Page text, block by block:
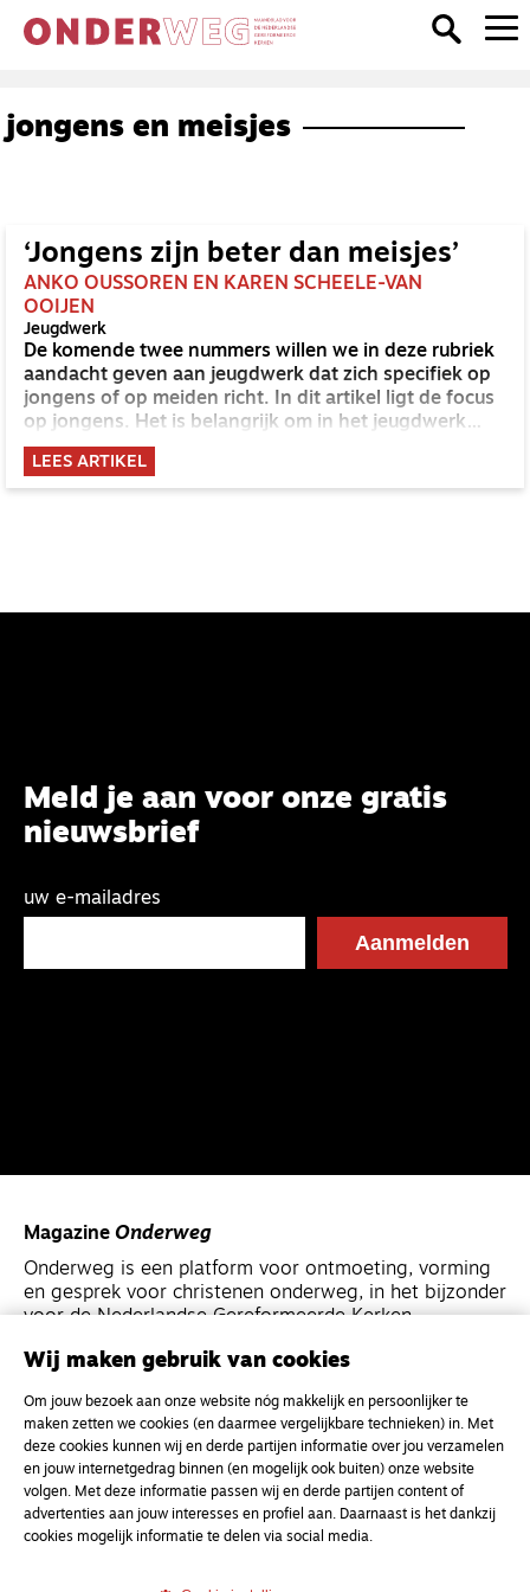
jongens en meisjes
‘Jongens zijn beter dan meisjes’
ANKO OUSSOREN EN KAREN SCHEELE-VAN
OOIJEN
Jeugdwerk
De komende twee nummers willen we in deze rubriek
aandacht geven aan jeugdwerk dat zich specifiek op
jongens of op meiden richt. In dit artikel ligt de focus
op jongens. Het is belangrijk om in het jeugdwerk
beide groepen specifiek aan te spreken. Er worden
steeds meer activiteiten speciaal voor meiden
georganiseerd en soms wordt verondersteld dat het
LEES ARTIKEL
Meld je aan voor onze gratis
nieuwsbrief
uw e-mailadres
Magazine Onderweg
Onderweg is een platform voor ontmoeting, vorming
en gesprek voor christenen onderweg, in het bijzonder
voor de Nederlandse Gereformeerde Kerken.
Kvk-nummer 33277063
NL46 INGB 0117 5827 86
info@onderwegonline.nl
Wij maken gebruik van cookies
Om jouw bezoek aan onze website nóg makkelijk en persoonlijker te
maken zetten we cookies (en daarmee vergelijkbare technieken) in. Met
deze cookies kunnen wij en derde partijen informatie over jou verzamelen
en jouw internetgedrag binnen (en mogelijk ook buiten) onze website
volgen. Met deze informatie passen wij en derde partijen content of
advertenties aan jouw interesses en profiel aan. Daarnaast is het dankzij
cookies mogelijk informatie te delen via social media.